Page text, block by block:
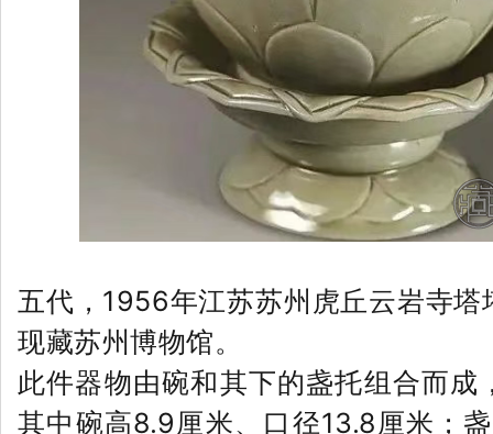
五代，1956年江苏苏州虎丘云岩寺塔
现藏苏州博物馆。
此件器物由碗和其下的盏托组合而成
其中碗高8.9厘米、口径13.8厘米；